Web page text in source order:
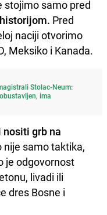
stojimo samo pred
Pred
naciji otvorimo
Meksiko i Kanada.
Stolac-Neum:
ima
nositi grb na
nije samo taktika,
je odgovornost
livadi ili
dres Bosne i